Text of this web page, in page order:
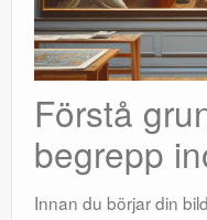
Förstå
begrepp
Innan du börjar din